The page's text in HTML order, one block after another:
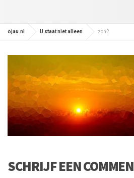
ojau.nl U staat niet alleen zon2
SCHRIJF EEN